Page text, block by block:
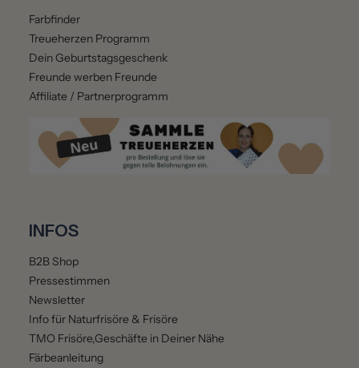
Farbfinder
Treueherzen Programm
Dein Geburtstagsgeschenk
Freunde werben Freunde
Affiliate / Partnerprogramm
INFOS
B2B Shop
Pressestimmen
Newsletter
Info für Naturfrisöre & Frisöre
TMO Frisöre,Geschäfte in Deiner Nähe
Färbeanleitung